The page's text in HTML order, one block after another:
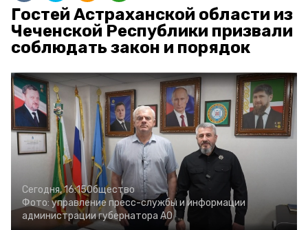
Гостей Астраханской области из
Чеченской Республики призвали
соблюдать закон и порядок
Сегодня, 16:15Общество
Фото: управление пресс-службы и информации
администрации губернатора АО